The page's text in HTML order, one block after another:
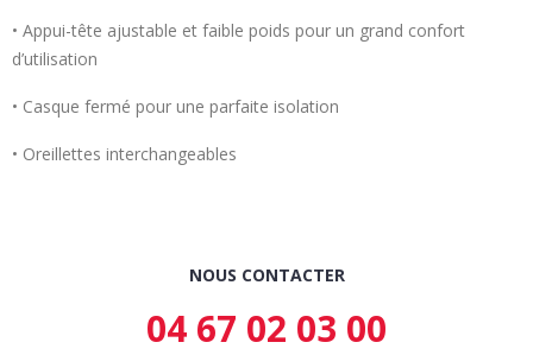
• Appui-tête ajustable et faible poids pour un grand confort
d’utilisation
• Casque fermé pour une parfaite isolation
• Oreillettes interchangeables
NOUS CONTACTER
04 67 02 03 00